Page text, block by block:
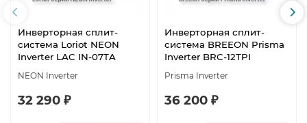
Инверторная сплит-
система Loriot NEON
Inverter LAC IN-07TA
NEON Inverter
32 290 ₽
Инверторная сплит-
система BREEON Prisma
Inverter BRC-12TPI
Prisma Inverter
36 200 ₽